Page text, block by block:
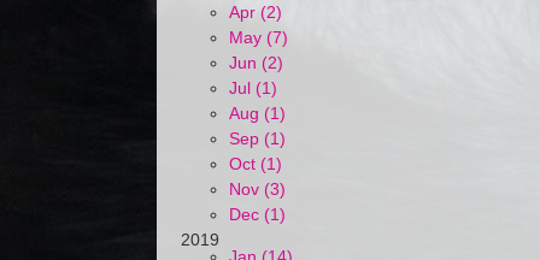
Apr (2)
May (7)
Jun (2)
Jul (1)
Aug (1)
Sep (1)
Oct (1)
Nov (3)
Dec (1)
2019
Jan (14)